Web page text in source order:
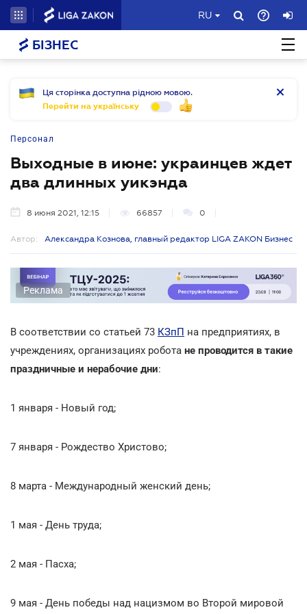
RU
БІЗНЕС
Ця сторінка доступна рідною мовою.
Перейти на українську
Персонал
Выходные в июне: украинцев ждет
два длинных уикэнда
8 июня 2021, 12:15 66857 0
Автор: Александра Кознова, главный редактор LIGA ZAKON Бизнес
Реклама
В соответствии со статьей 73 КЗпП на предприятиях, в
учреждениях, организациях робота не проводится в такие
праздничные и нерабочие дни:
1 января - Новый год;
7 января - Рождество Христово;
8 марта - Международный женский день;
1 мая - День труда;
2 мая - Пасха;
9 мая - День победы над нацизмом во Второй мировой